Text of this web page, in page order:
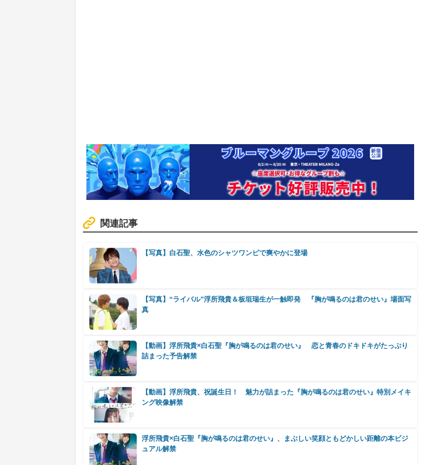
関連記事
【写真】白石聖、水色のシャツワンピで爽やかに登場
【写真】“ライバル”浮所飛貴＆板垣瑞生が一触即発 『胸が鳴るのは君のせい』場面写
真
【動画】浮所飛貴×白石聖『胸が鳴るのは君のせい』 恋と青春のドキドキがたっぷり
詰まった予告解禁
【動画】浮所飛貴、祝誕生日！ 魅力が詰まった『胸が鳴るのは君のせい』特別メイキ
ング映像解禁
浮所飛貴×白石聖『胸が鳴るのは君のせい』、まぶしい笑顔ともどかしい距離の本ビジ
ュアル解禁